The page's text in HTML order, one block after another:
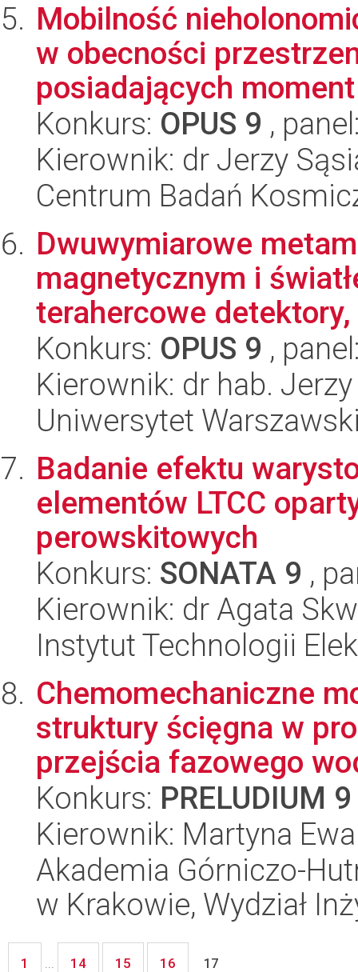
Mobilność
w obecności
posiadających
Konkurs: OPUS 9 ,
Kierownik: dr Jerzy
Centrum Badań
Dwuwymiarowe
magnetycznym i
terahercowe
Konkurs: OPUS 9 ,
Kierownik: dr hab.
Uniwersytet
Badanie efektu
elementów LTCC
perowskitowych
Konkurs: SONATA 9 ,
Kierownik: dr Agata
Instytut Technologii
Chemomechaniczne
struktury ścięgna w
przejścia fazowego
Konkurs: PRELUDIUM 9
Kierownik: Martyna
Akademia Górniczo-
w Krakowie, Wydział
1 ... 14 15 16 17